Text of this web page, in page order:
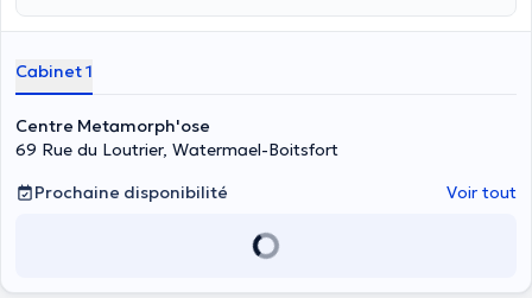
Cabinet 1
Centre Metamorph'ose
69 Rue du Loutrier, Watermael-Boitsfort
Prochaine disponibilité
Voir tout